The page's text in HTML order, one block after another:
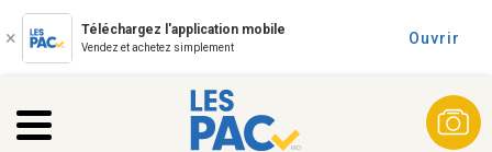
Téléchargez l'application mobile
Vendez et achetez simplement
Ouvrir